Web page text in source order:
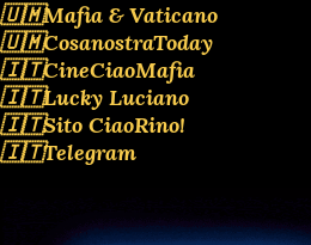
🇺🇲Mafia & Vaticano
🇺🇲CosanostraToday
🇮🇹CineCiaoMafia
🇮🇹Lucky Luciano
🇮🇹Sito CiaoRino!
🇮🇹Telegram